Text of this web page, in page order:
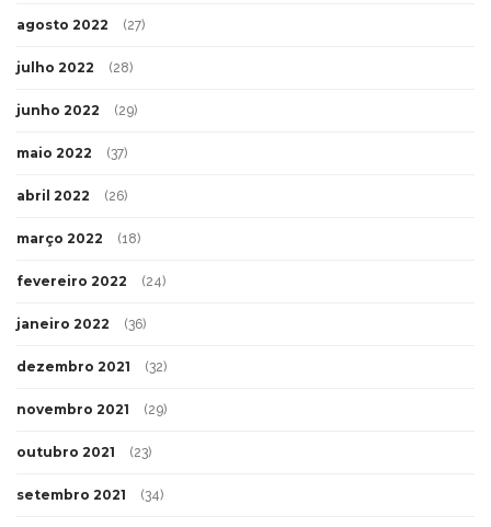
agosto 2022 (27)
julho 2022 (28)
junho 2022 (29)
maio 2022 (37)
abril 2022 (26)
março 2022 (18)
fevereiro 2022 (24)
janeiro 2022 (36)
dezembro 2021 (32)
novembro 2021 (29)
outubro 2021 (23)
setembro 2021 (34)